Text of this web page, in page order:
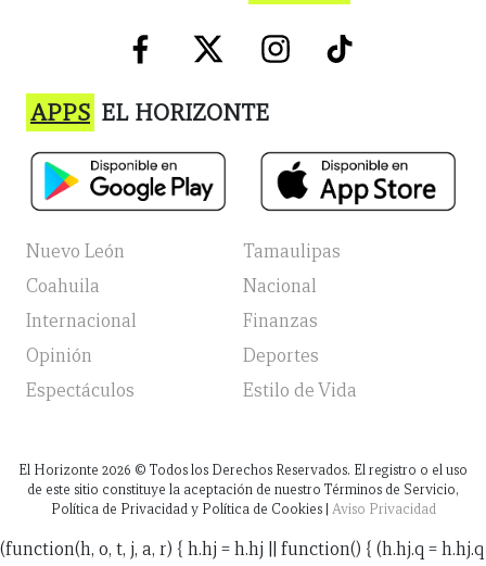
APPS EL HORIZONTE
Nuevo León
Tamaulipas
Coahuila
Nacional
Internacional
Finanzas
Opinión
Deportes
Espectáculos
Estilo de Vida
El Horizonte 2026 © Todos los Derechos Reservados. El registro o el uso
de este sitio constituye la aceptación de nuestro Términos de Servicio,
Política de Privacidad y Política de Cookies | Aviso Privacidad
(function(h, o, t, j, a, r) { h.hj = h.hj || function() { (h.hj.q = h.hj.q